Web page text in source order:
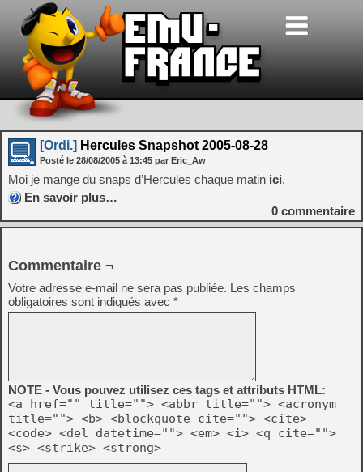
[Ordi.] Hercules Snapshot 2005-08-28
Posté le 28/08/2005 à 13:45 par Eric_Aw
Moi je mange du snaps d’Hercules chaque matin ici.
En savoir plus…
0 commentaire
Commentaire ¬
Votre adresse e-mail ne sera pas publiée. Les champs
obligatoires sont indiqués avec *
NOTE - Vous pouvez utilisez ces tags et attributs HTML:
<a href="" title=""> <abbr title=""> <acronym
title=""> <b> <blockquote cite=""> <cite>
<code> <del datetime=""> <em> <i> <q cite="">
<s> <strike> <strong>